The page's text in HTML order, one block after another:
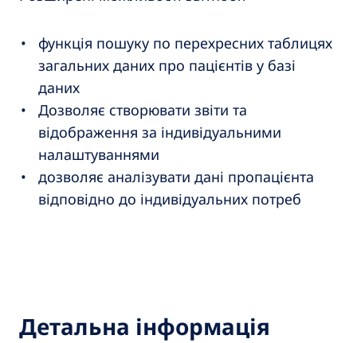
функція пошуку по перехресних таблицях
загальних даних про пацієнтів у базі
даних
Дозволяє створювати звіти та
відображення за індивідуальними
налаштуваннями
дозволяє аналізувати дані пропацієнта
відповідно до індивідуальних потреб
Детальна інформація